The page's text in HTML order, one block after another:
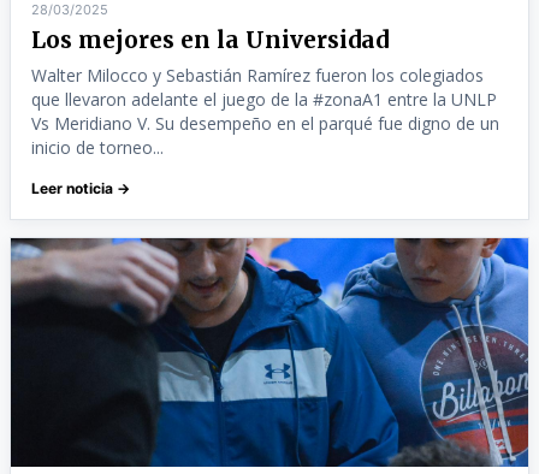
28/03/2025
Los mejores en la Universidad
Walter Milocco y Sebastián Ramírez fueron los colegiados
que llevaron adelante el juego de la #zonaA1 entre la UNLP
Vs Meridiano V. Su desempeño en el parqué fue digno de un
inicio de torneo...
Leer noticia →